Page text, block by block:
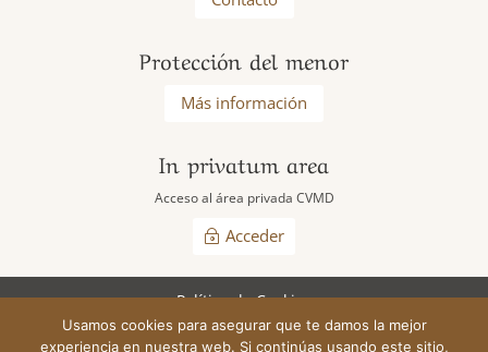
Protección del menor
Más información
In privatum area
Acceso al área privada CVMD
Acceder
Política de Cookies
Usamos cookies para asegurar que te damos la mejor
experiencia en nuestra web. Si continúas usando este sitio,